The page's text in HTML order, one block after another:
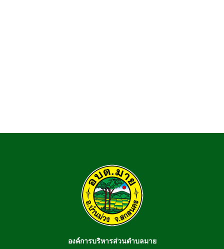
องค์การบริหารส่วนตำบลมาย